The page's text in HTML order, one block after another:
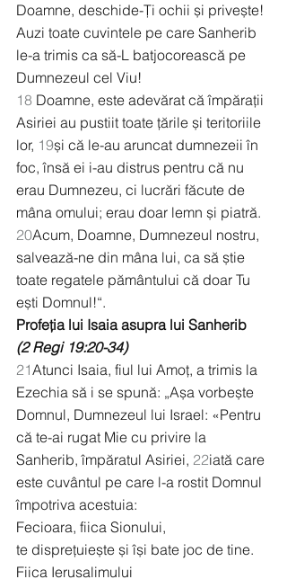
Doamne, deschide-Ți ochii și privește!
Auzi toate cuvintele pe care Sanherib
le-a trimis ca să-L batjocorească pe
Dumnezeul cel Viu!
18 Doamne, este adevărat că împărații
Asiriei au pustiit toate țările și teritoriile
lor, 19și că le-au aruncat dumnezeii în
foc, însă ei i-au distrus pentru că nu
erau Dumnezeu, ci lucrări făcute de
mâna omului; erau doar lemn și piatră.
20Acum, Doamne, Dumnezeul nostru,
salvează-ne din mâna lui, ca să știe
toate regatele pământului că doar Tu
ești Domnul!“.
Profeția lui Isaia asupra lui Sanherib
(2 Regi 19:20-34)
21Atunci Isaia, fiul lui Amoț, a trimis la
Ezechia să i se spună: „Așa vorbește
Domnul, Dumnezeul lui Israel: «Pentru
că te-ai rugat Mie cu privire la
Sanherib, împăratul Asiriei, 22iată care
este cuvântul pe care l-a rostit Domnul
împotriva acestuia:
Fecioara, fiica Sionului,
te disprețuiește și își bate joc de tine.
Fiica Ierusalimului